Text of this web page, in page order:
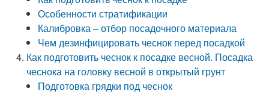
Особенности стратификации
Калибровка – отбор посадочного материала
Чем дезинфицировать чеснок перед посадкой
Как подготовить чеснок к посадке весной. Посадка
чеснока на головку весной в открытый грунт
Подготовка грядки под чеснок